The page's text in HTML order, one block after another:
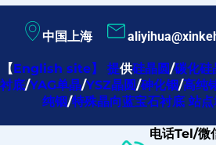
内
容
中国上海
【English site】提供硅晶圆/碳化硅
衬底/YAG单晶/YSZ晶圆/砷化铟/高纯
纯铟/特殊晶向蓝宝石衬底 站点
电话Tel/